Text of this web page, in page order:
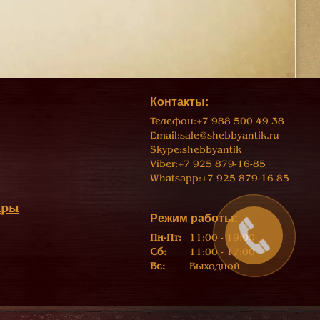
Контакты:
Телефон:+7 988 500 49 38
Email:sale@shebbyantik.ru
Skype:shebbyantik
Viber:+7 925 879-16-85
Whatsapp:+7 925 879-16-85
Режим работы:
Пн-Пт:
11:00 - 19:00
Сб:
11:00 - 17:00
Вс:
Выходной